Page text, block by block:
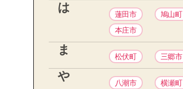
は
蓮田市 鳩山町
本庄市
ま
松伏町 三郷市
や
八潮市 横瀬町